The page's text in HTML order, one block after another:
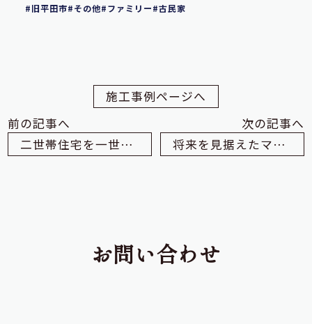
旧平田市 その他 ファミリー 古民家
施工事例ページへ
前の記事へ
二世帯住宅を一世帯住宅にリノベーション
次の記事へ
将来を見据えたマンションリノベーション
お問い合わせ